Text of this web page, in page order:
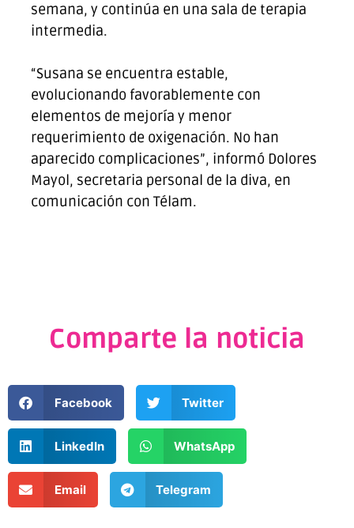
semana, y continúa en una sala de terapia
intermedia.
“Susana se encuentra estable,
evolucionando favorablemente con
elementos de mejoría y menor
requerimiento de oxigenación. No han
aparecido complicaciones”, informó Dolores
Mayol, secretaria personal de la diva, en
comunicación con Télam.
Comparte la noticia
Facebook Twitter
LinkedIn WhatsApp
Email Telegram